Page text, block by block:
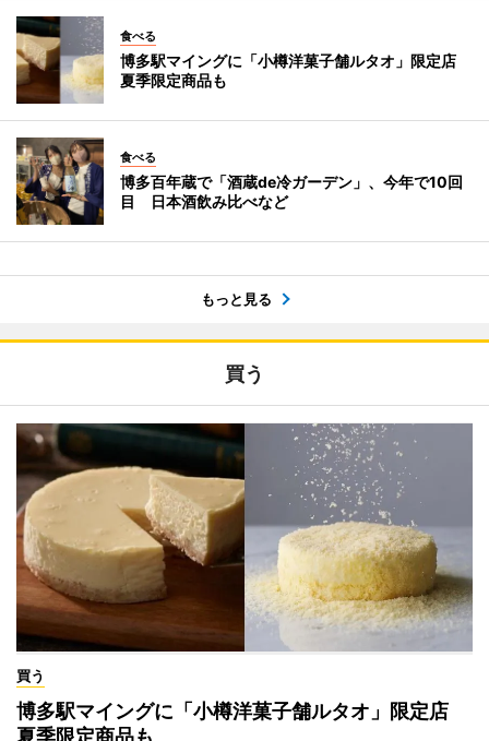
食べる
博多駅マイングに「小樽洋菓子舗ルタオ」限定店
夏季限定商品も
食べる
博多百年蔵で「酒蔵de冷ガーデン」、今年で10回
目 日本酒飲み比べなど
もっと見る
買う
買う
博多駅マイングに「小樽洋菓子舗ルタオ」限定店
夏季限定商品も